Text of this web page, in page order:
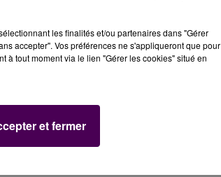
"Le Parisien", Didier
contrat de deux ans
parisiennes au
du club de la capitale
les finalités et/ou partenaires dans "Gérer
accepter". Vos préférences ne s'appliqueront que pour
à tout moment via le lien "Gérer les cookies" situé en
et fermer